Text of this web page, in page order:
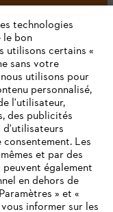
technologies
le bon
utilisons certains «
sans votre
utilisons pour
personnalisé,
l'utilisateur,
des publicités
d'utilisateurs
Les
et par des
également
en dehors de
» et «
informer sur les